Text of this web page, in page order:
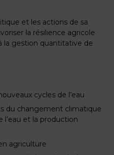
et les actions de sa
la résilience agricole
la gestion quantitative de
cycles de l’eau
du changement climatique
l’eau et la production
agriculture